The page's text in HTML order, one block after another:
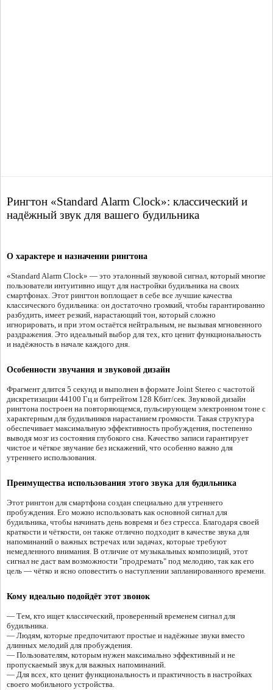
Рингтон «Standard Alarm Clock»: классический и
надёжный звук для вашего будильника
О характере и назначении рингтона
«Standard Alarm Clock» — это эталонный звуковой сигнал, который многие
пользователи интуитивно ищут для настройки будильника на своих
смартфонах. Этот рингтон воплощает в себе все лучшие качества
классического будильника: он достаточно громкий, чтобы гарантированно
разбудить, имеет резкий, нарастающий тон, который сложно
игнорировать, и при этом остаётся нейтральным, не вызывая мгновенного
раздражения. Это идеальный выбор для тех, кто ценит функциональность
и надёжность в начале каждого дня.
Особенности звучания и звуковой дизайн
Фрагмент длится 5 секунд и выполнен в формате Joint Stereo с частотой
дискретизации 44100 Гц и битрейтом 128 Кбит/сек. Звуковой дизайн
рингтона построен на повторяющемся, пульсирующем электронном тоне с
характерным для будильников нарастанием громкости. Такая структура
обеспечивает максимальную эффективность пробуждения, постепенно
выводя мозг из состояния глубокого сна. Качество записи гарантирует
чистое и чёткое звучание без искажений, что особенно важно для
утреннего использования.
Преимущества использования этого звука для будильника
Этот рингтон для смартфона создан специально для утреннего
пробуждения. Его можно использовать как основной сигнал для
будильника, чтобы начинать день вовремя и без стресса. Благодаря своей
краткости и чёткости, он также отлично подходит в качестве звука для
напоминаний о важных встречах или задачах, которые требуют
немедленного внимания. В отличие от музыкальных композиций, этот
сигнал не даст вам возможности "продремать" под мелодию, так как его
цель — чётко и ясно оповестить о наступлении запланированного времени.
Кому идеально подойдёт этот звонок
— Тем, кто ищет классический, проверенный временем сигнал для
будильника.
— Людям, которые предпочитают простые и надёжные звуки вместо
длинных мелодий для пробуждения.
— Пользователям, которым нужен максимально эффективный и не
пропускаемый звук для важных напоминаний.
— Для всех, кто ценит функциональность и практичность в настройках
своего мобильного устройства.